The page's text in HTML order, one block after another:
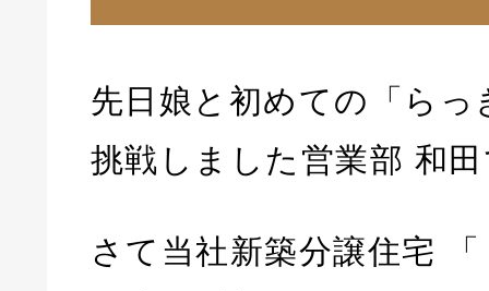
先日娘と初めての「らっ
挑戦しました営業部 和
さて当社新築分譲住宅